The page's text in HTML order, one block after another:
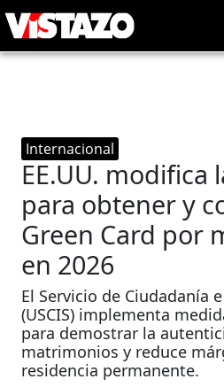
Internacional
EE.UU. modifica
para obtener y
Green Card por
en 2026
El Servicio de Ciudadanía
(USCIS) implementa
para demostrar la
matrimonios y reduce
residencia permanente.